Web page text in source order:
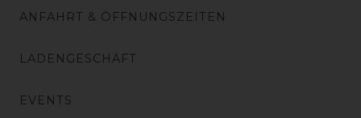
ANFAHRT & ÖFFNUNGSZEITEN
LADENGESCHÄFT
EVENTS